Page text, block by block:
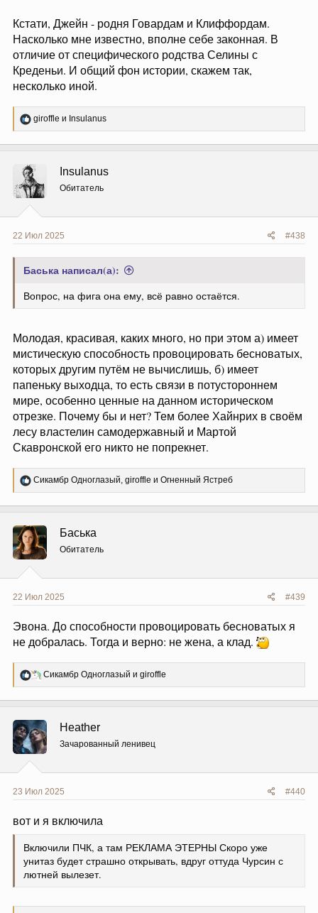
Кстати, Джейн - родня Говардам и Клиффордам.
Насколько мне известно, вполне себе законная. В
отличие от специфического родства Селины с
Креденьи. И общий фон истории, скажем так,
несколько иной.
Р
ц
и
и
:
giroffle и Insulanus
Insulanus
Обитатель
22 Июл 2025 #438
Баська написал(а):
Вопрос, на фига она ему, всё равно остаётся.
Молодая, красивая, каких много, но при этом а) имеет
мистическую способность провоцировать бесноватых,
которых другим путём не вычислишь, б) имеет
папеньку выходца, то есть связи в потустороннем
мире, особенно ценные на данном историческом
отрезке. Почему бы и нет? Тем более Хайнрих в своём
лесу властелин самодержавный и Мартой
Скавронской его никто не попрекнет.
Р
ц
и
и
:
Сикамбр Одноглазый giroffle и Огненный Ястреб
Баська
Обитатель
22 Июл 2025 #439
Эвона. До способности провоцировать бесноватых я
не добралась. Тогда и верно: не жена, а клад.
Р
ц
и
и
:
Сикамбр Одноглазый и giroffle
Heather
Зачарованный ленивец
23 Июл 2025 #440
вот и я включила
Включили ПЧК, а там РЕКЛАМА ЭТЕРНЫ Скоро уже
унитаз будет страшно открывать, вдруг оттуда Чурсин с
лютней вылезет.